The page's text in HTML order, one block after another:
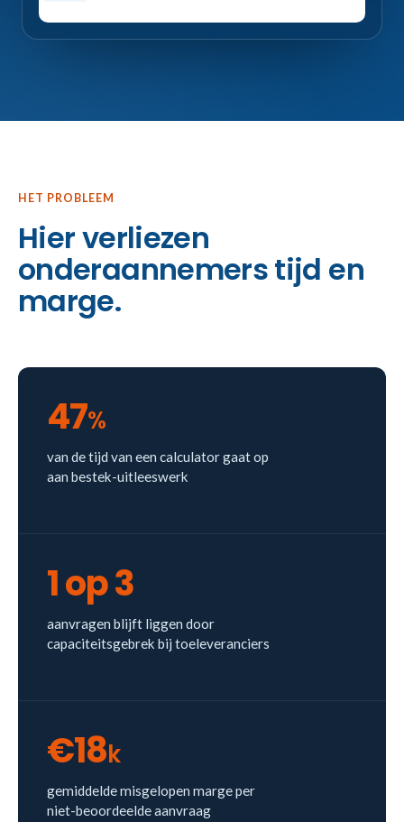
HET PROBLEEM
Hier verliezen
onderaannemers tijd en
marge.
47%
van de tijd van een calculator gaat op
aan bestek-uitleeswerk
1 op 3
aanvragen blijft liggen door
capaciteitsgebrek bij toeleveranciers
€18k
gemiddelde misgelopen marge per
niet-beoordeelde aanvraag